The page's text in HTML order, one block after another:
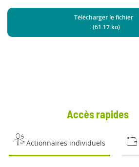
Télécharger le fichier
. (61.17 ko)
Accès rapides
Actionnaires individuels